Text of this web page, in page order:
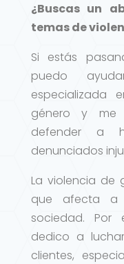
¿Buscas un
temas de
Si estás
puedo
especializada
género y me
defender a
denunciados
La violencia de
que afecta a
sociedad. Por
dedico a
clientes,